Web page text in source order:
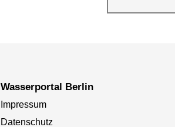
Wasserportal Berlin
Impressum
Datenschutz